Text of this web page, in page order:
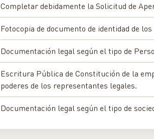
Completar debidamente la Solicitud de
Fotocopia de documento de identidad de
Documentación legal según el tipo de
Escritura Pública de Constitución de la
poderes de los representantes legales.
Documentación legal según el tipo de